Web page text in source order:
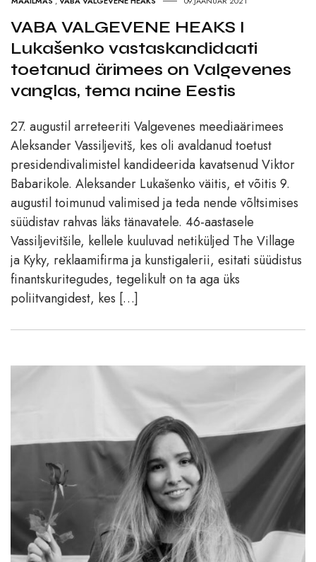
VABA VALGEVENE HEAKS I
Lukašenko vastaskandidaati
toetanud ärimees on Valgevenes
vanglas, tema naine Eestis
27. augustil arreteeriti Valgevenes meediaärimees
Aleksander Vassiljevitš, kes oli avaldanud toetust
presidendivalimistel kandideerida kavatsenud Viktor
Babarikole. Aleksander Lukašenko väitis, et võitis 9.
augustil toimunud valimised ja teda nende võltsimises
süüdistav rahvas läks tänavatele. 46-aastasele
Vassiljevitšile, kellele kuuluvad netiküljed The Village
ja Kyky, reklaamifirma ja kunstigalerii, esitati süüdistus
finantskuritegudes, tegelikult on ta aga üks
poliitvangidest, kes […]